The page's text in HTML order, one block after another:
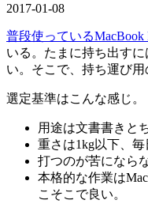
2017-01-08
普段使っているMacBook
いる。たまに持ち出す
い。そこで、持ち運び用
選定基準はこんな感じ。
用途は文書書きと
重さは1kg以下、毎
打つのが苦になら
本格的な作業は
こそこで良い。